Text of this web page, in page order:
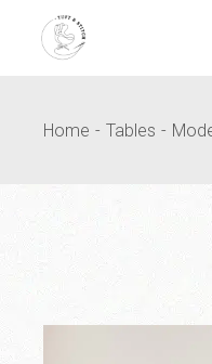
Home Tables